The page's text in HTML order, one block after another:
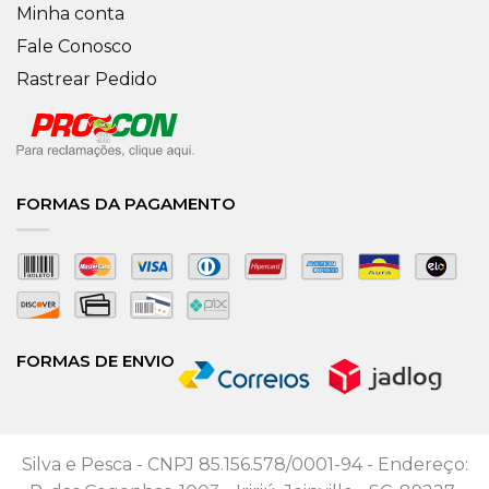
Minha conta
Fale Conosco
Rastrear Pedido
FORMAS DA PAGAMENTO
FORMAS DE ENVIO
Silva e Pesca - CNPJ 85.156.578/0001-94 - Endereço: